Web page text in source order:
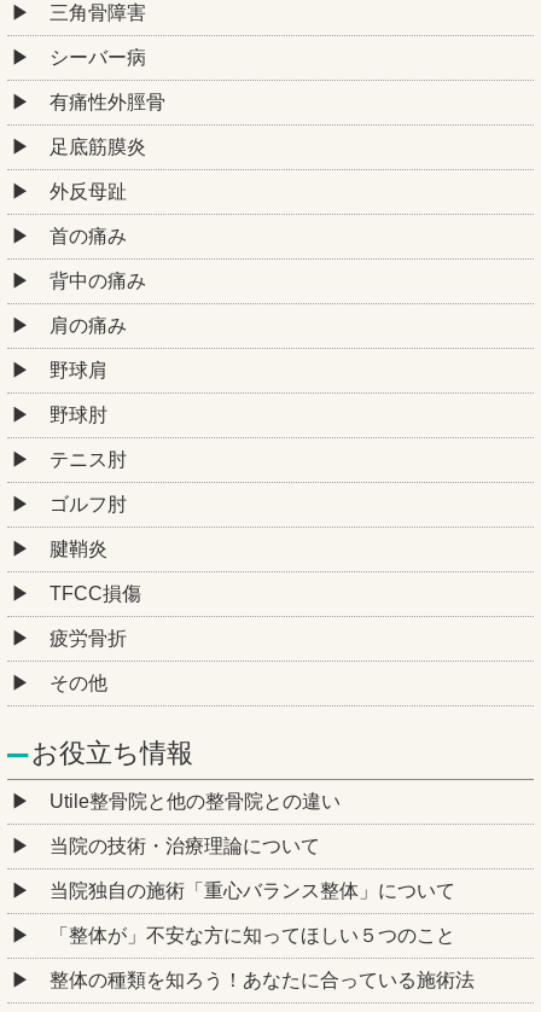
三角骨障害
シーバー病
有痛性外脛骨
足底筋膜炎
外反母趾
首の痛み
背中の痛み
肩の痛み
野球肩
野球肘
テニス肘
ゴルフ肘
腱鞘炎
TFCC損傷
疲労骨折
その他
お役立ち情報
Utile整骨院と他の整骨院との違い
当院の技術・治療理論について
当院独自の施術「重心バランス整体」について
「整体が」不安な方に知ってほしい５つのこと
整体の種類を知ろう！あなたに合っている施術法